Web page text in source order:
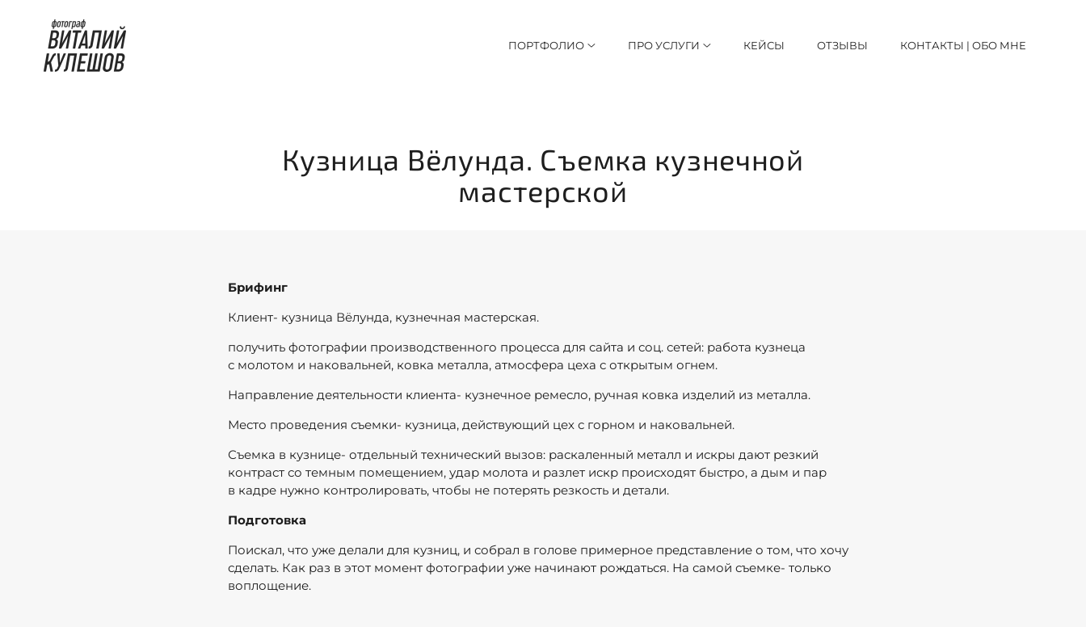
ПОРТФОЛИО ПРО УСЛУГИ КЕЙСЫ ОТЗЫВЫ КОНТАКТЫ | ОБО МНЕ
Кузница Вёлунда. Съемка кузнечной
мастерской
Брифинг
Клиент- кузница Вёлунда, кузнечная мастерская.
получить фотографии производственного процесса для сайта и соц. сетей: работа кузнеца
с молотом и наковальней, ковка металла, атмосфера цеха с открытым огнем.
Направление деятельности клиента- кузнечное ремесло, ручная ковка изделий из металла.
Место проведения съемки- кузница, действующий цех с горном и наковальней.
Съемка в кузнице- отдельный технический вызов: раскаленный металл и искры дают резкий
контраст со темным помещением, удар молота и разлет искр происходят быстро, а дым и пар
в кадре нужно контролировать, чтобы не потерять резкость и детали.
Подготовка
Поискал, что уже делали для кузниц, и собрал в голове примерное представление о том, что хочу
сделать. Как раз в этот момент фотографии уже начинают рождаться. На самой съемке- только
воплощение.